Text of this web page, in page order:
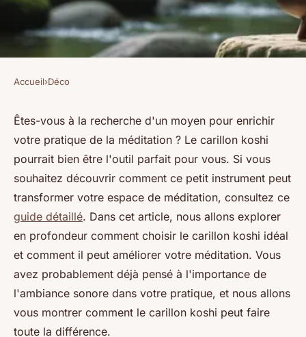
Guide pour choisir un carillon
koshi et améliorer votre
méditation
Benjamin•22 février 2025•6 min de lecture
Accueil›Déco
Êtes-vous à la recherche d'un moyen pour enrichir
votre pratique de la méditation ? Le carillon koshi
pourrait bien être l'outil parfait pour vous. Si vous
souhaitez découvrir comment ce petit instrument peut
transformer votre espace de méditation, consultez ce
guide détaillé. Dans cet article, nous allons explorer
en profondeur comment choisir le carillon koshi idéal
et comment il peut améliorer votre méditation. Vous
avez probablement déjà pensé à l'importance de
l'ambiance sonore dans votre pratique, et nous allons
vous montrer comment le carillon koshi peut faire
toute la différence.